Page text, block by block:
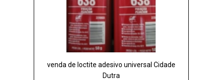
venda de loctite adesivo universal Cidade
Dutra